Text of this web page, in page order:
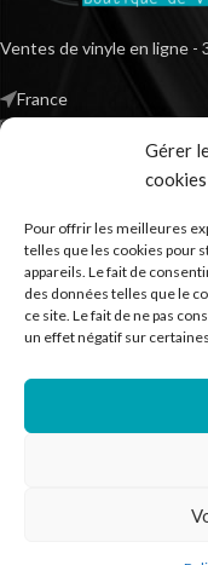
Gérer
cookies
Pour offrir les meilleures
telles que les cookies pour
appareils. Le fait de
des données telles que le
ce site. Le fait de ne pas
un effet négatif sur
Ventes de vinyle en ligne -
France
*TVA non applicable –
RECHERCHER DES
NOS SERVICES
BESOIN D’AIDE ?